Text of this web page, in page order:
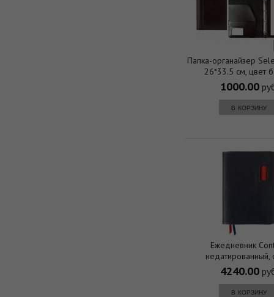
Папка-органайзер
26*33.5 см, цвет
1000.00
в корзину
Ежедневник
недатированный,
4240.00
в корзину